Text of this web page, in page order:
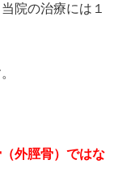
院の治療には１
外脛骨）ではな